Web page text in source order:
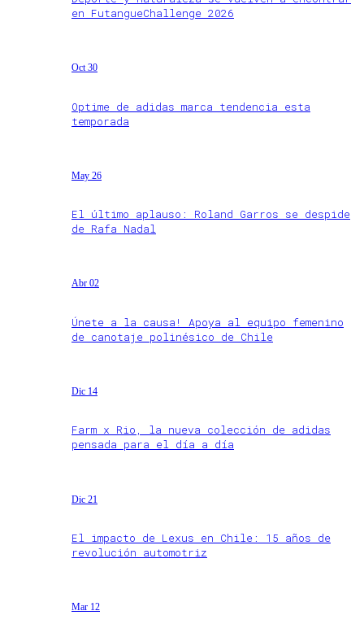
en FutangueChallenge 2026
Oct 30
Optime de adidas marca tendencia esta
temporada
May 26
El último aplauso: Roland Garros se despide
de Rafa Nadal
Abr 02
Únete a la causa! Apoya al equipo femenino
de canotaje polinésico de Chile
Dic 14
Farm x Rio, la nueva colección de adidas
pensada para el día a día
Dic 21
El impacto de Lexus en Chile: 15 años de
revolución automotriz
Mar 12